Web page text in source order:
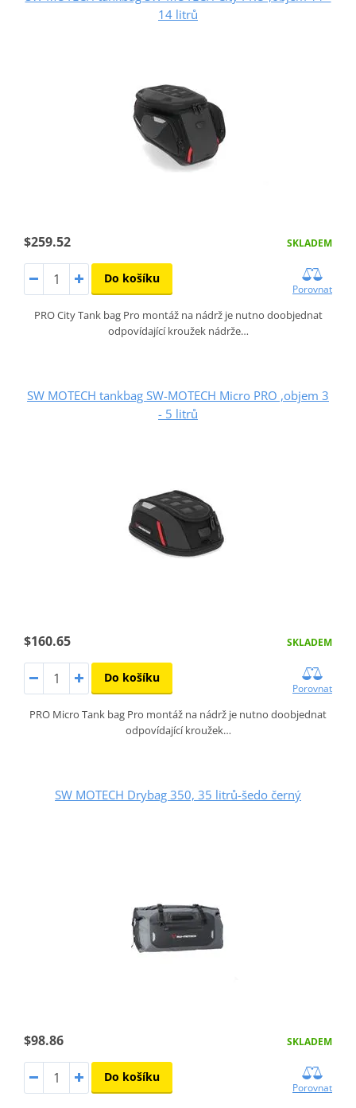
14 litrů
$259.52 SKLADEM
Do košíku
Porovnat
PRO City Tank bag Pro montáž na nádrž je nutno doobjednat
odpovídající kroužek nádrže…
SW MOTECH tankbag SW-MOTECH Micro PRO ,objem 3
- 5 litrů
$160.65 SKLADEM
Do košíku
Porovnat
PRO Micro Tank bag Pro montáž na nádrž je nutno doobjednat
odpovídající kroužek…
SW MOTECH Drybag 350, 35 litrů-šedo černý
$98.86 SKLADEM
Do košíku
Porovnat